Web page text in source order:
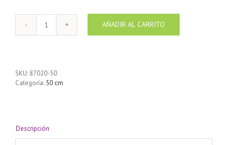
Cadena
de
con
barras
AÑADIR AL CARRITO
SKU: 87020-50
Categoría: 50 cm
Descripción